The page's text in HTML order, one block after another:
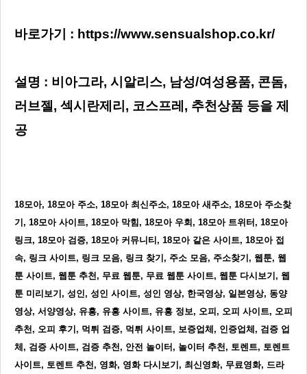
바로가기 : https://www.sensualshop.co.kr/
설명 : 비아그라, 시알리스, 남성/여성용품, 콘돔,
러브젤, 섹시란제리, 코스프레, 추천상품 등을 제
공
18모아, 18모아 주소, 18모아 최신주소, 18모아 새주소, 18모아 주소찾
기, 18모아 사이트, 18모아 막힘, 18모아 우회, 18모아 트위터, 18모아
링크, 18모아 검증, 18모아 커뮤니티, 18모아 같은 사이트, 18모아 접
속, 링크 사이트, 링크 모음, 링크 찾기, 주소 모음, 주소찾기, 웹툰, 웹
툰 사이트, 웹툰 추천, 무료 웹툰, 무료 웹툰 사이트, 웹툰 다시보기, 웹
툰 미리보기, 성인, 성인 사이트, 성인 영상, 한국영상, 일본영상, 동양
영상, 서양영상, 유흥, 유흥 사이트, 유흥 정보, 오피, 오피 사이트, 오피
추천, 오피 후기, 먹튀 검증, 먹튀 사이트, 보증업체, 인증업체, 검증 업
체, 검증 사이트, 검증 추천, 안전 놀이터, 놀이터 추천, 토렌트, 토렌트
사이트, 토렌트 추천, 영화, 영화 다시보기, 최신영화, 무료영화, 드라